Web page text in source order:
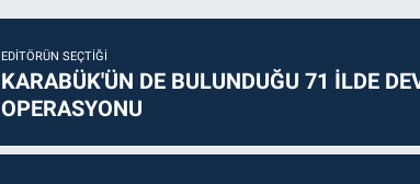
EDITÖRÜN SEÇTIĞI
KARABÜK'ÜN DE BULUNDUĞU 71 İLDE
OPERASYONU